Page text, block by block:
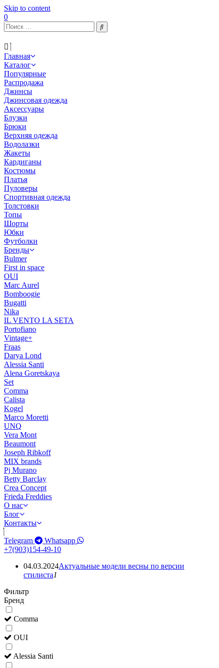
Skip to content
0
Главная
Каталог
Популярные
Распродажа
Джинсы
Джинсовая одежда
Аксессуары
Блузки
Брюки
Верхняя одежда
Водолазки
Жакеты
Кардиганы
Костюмы
Платья
Пуловеры
Спортивная одежда
Толстовки
Топы
Шорты
Юбки
Футболки
Бренды
Bulmer
First in space
OUI
Marc Aurel
Bomboogie
Bugatti
Nika
IL VENTO LA SETA
Portofiano
Vintage+
Fraas
Darya Lond
Alessia Santi
Alena Goretskaya
Set
Comma
Calista
Kogel
Marco Moretti
UNQ
Vera Mont
Beaumont
Joseph Ribkoff
MIX brands
Pj Murano
Betty Barclay
Crea Concept
Frieda Freddies
О нас
Блог
Контакты
Telegram
Whatsapp
+7(903)154-49-10
04.03.2024Актуальные модели весны по версии
стилиста1
Фильтр
Бренд
Comma
OUI
Alessia Santi